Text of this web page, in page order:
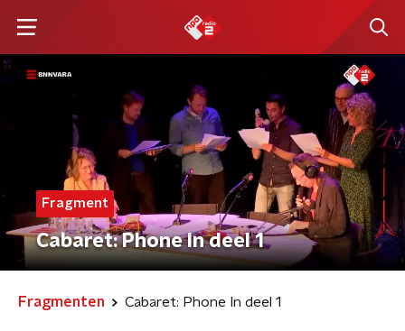
Fragment
Cabaret: Phone In deel 1
Fragmenten Cabaret: Phone In deel 1